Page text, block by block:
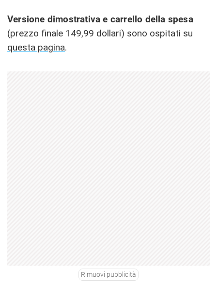
Versione dimostrativa e carrello della spesa
(prezzo finale 149,99 dollari) sono ospitati su
questa pagina.
Rimuovi pubblicità